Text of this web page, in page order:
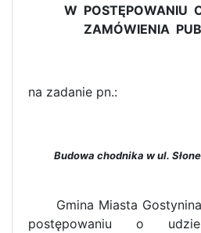
W POSTĘPOWANIU
ZAMÓWIENIA
na zadanie pn.:
Budowa chodnika w ul.
Gmina Miasta Gostynina
postępowaniu o